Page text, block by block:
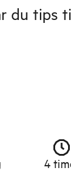
du tips
4